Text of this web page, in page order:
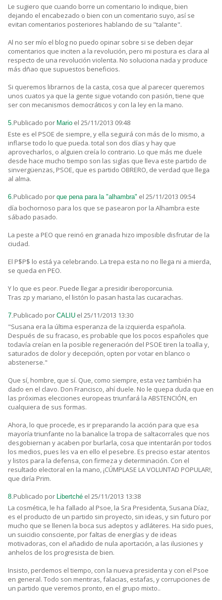
Le sugiero que cuando borre un comentario lo indique, bien
dejando el encabezado o bien con un comentario suyo, así se
evitan comentarios posteriores hablando de su "talante".
Al no ser mío el blog no puedo opinar sobre si se deben dejar
comentarios que inciten a la revolución, pero mi postura es clara al
respecto de una revolución violenta. No soluciona nada y produce
más dñao que supuestos beneficios.
Si queremos librarnos de la casta, cosa que al parecer queremos
unos cuatos ya que la gente sigue votando con pasión, tiene que
ser con mecanismos democráticos y con la ley en la mano.
5.Publicado por Mario el 25/11/2013 09:48
Este es el PSOE de siempre, y ella seguirá con más de lo mismo, a
inflarse todo lo que pueda. total son dos días y hay que
aprovecharlos, o alguien creía lo contrario. Lo que más me duele
desde hace mucho tiempo son las siglas que lleva este partido de
sinvergüenzas, PSOE, que es partido OBRERO, de verdad que llega
al alma.
6.Publicado por que pena para la "alhambra" el 25/11/2013 09:54
día bochornoso para los que se pasearon por la Alhambra este
sábado pasado.
La peste a PEO que reinó en granada hizo imposible disfrutar de la
ciudad.
El P$P$ lo está ya celebrando. La trepa esta no no llega ni a mierda,
se queda en PEO.
Y lo que es peor. Puede llegar a presidir iberoporcunia.
Tras zp y mariano, el listón lo pasan hasta las cucarachas.
7.Publicado por CALIU el 25/11/2013 13:30
"Susana era la última esperanza de la izquierda española.
Después de su fracaso, es probable que los pocos españoles que
todavía creían en la posible regeneración del PSOE tiren la toalla y,
saturados de dolor y decepción, opten por votar en blanco o
abstenerse."
Que sí, hombre, que sí. Que, como siempre, esta vez también ha
dado en el clavo. Don Francisco, ahí duele. No le quepa duda que en
las próximas elecciones europeas triunfará la ABSTENCIÓN, en
cualquiera de sus formas.
Ahora, lo que procede, es ir preparando la acción para que esa
mayoría triunfante no la banalice la tropa de saltacorrales que nos
desgobiernan y acaben por burlarla, cosa que intentarán por todos
los medios, pues les va en ello el pesebre. Es preciso estar atentos
y listos para la defensa, con firmeza y determinación. Con el
resultado electoral en la mano, ¡CÚMPLASE LA VOLUNTAD POPULAR!,
que diría Prim.
8.Publicado por Libertché el 25/11/2013 13:38
La cosmética, le ha fallado al Psoe, la Sra Presidenta, Susana Díaz,
es el producto de un partido sin proyecto, sin ideas, y sin futuro por
mucho que se llenen la boca sus adeptos y adláteres. Ha sido pues,
un suicidio consciente, por faltas de energías y de ideas
motivadoras, con el añadido de nula aportación, a las ilusiones y
anhelos de los progresista de bien.
Insisto, perdemos el tiempo, con la nueva presidenta y con el Psoe
en general. Todo son mentiras, falacias, estafas, y corrupciones de
un partido que veremos pronto, en el grupo mixto..